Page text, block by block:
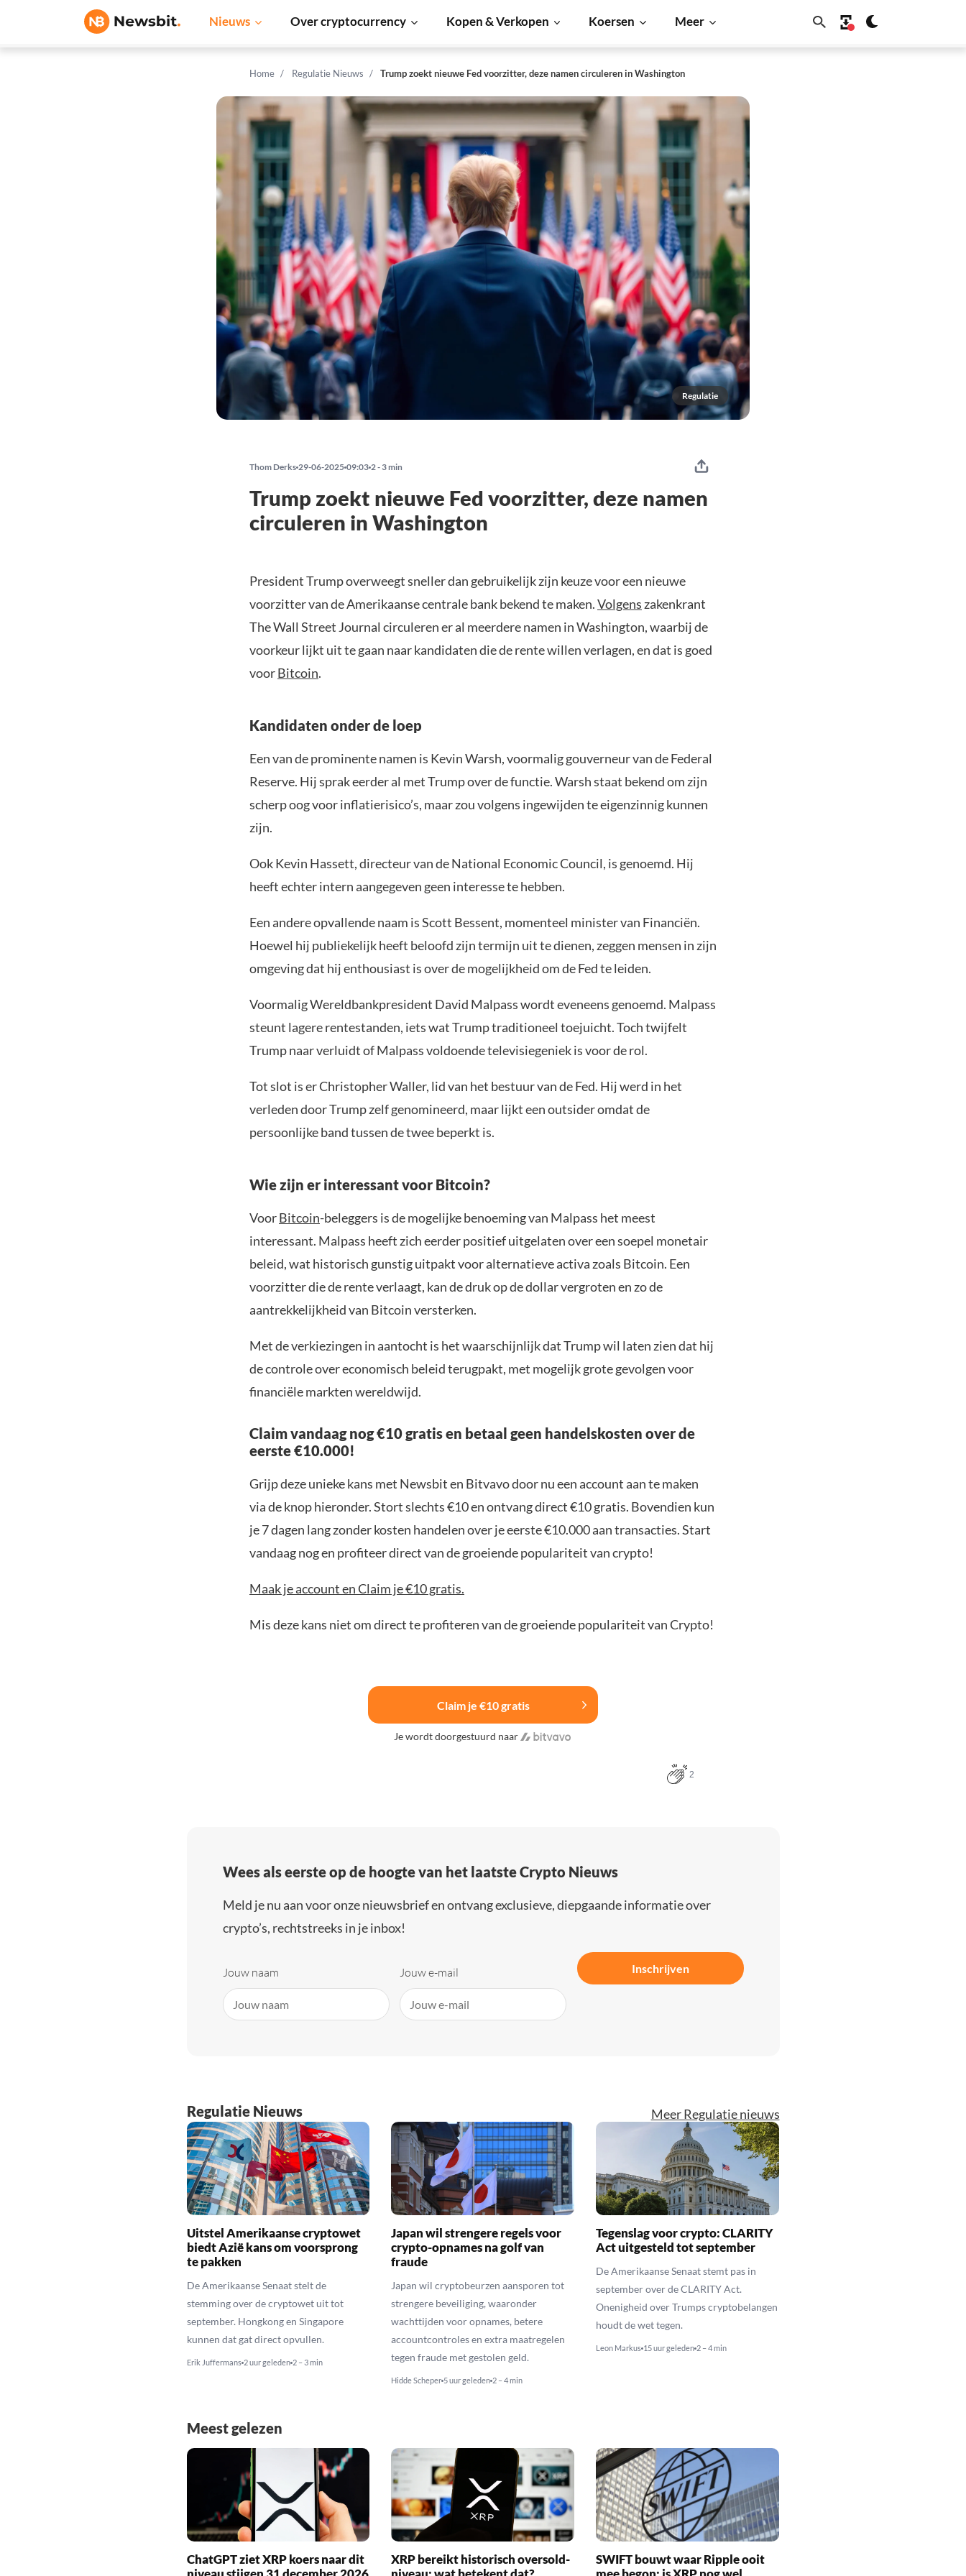
Nieuws Over cryptocurrency Kopen & Verkopen Koersen Meer
Home Regulatie Nieuws Trump zoekt nieuwe Fed voorzitter, deze namen circuleren in Washington
Regulatie
Thom Derks 29-06-2025 09:03 2 - 3 min
Trump zoekt nieuwe Fed voorzitter, deze namen
circuleren in Washington
President Trump overweegt sneller dan gebruikelijk zijn keuze voor een nieuwe
voorzitter van de Amerikaanse centrale bank bekend te maken.Volgens zakenkrant
The Wall Street Journal circuleren er al meerdere namen in Washington, waarbij de
voorkeur lijkt uit te gaan naar kandidaten die de rente willen verlagen, en dat is goed
voorBitcoin.
Kandidaten onder de loep
Een van de prominente namen is Kevin Warsh, voormalig gouverneur van de Federal
Reserve. Hij sprak eerder al met Trump over de functie. Warsh staat bekend om zijn
scherp oog voor inflatierisico’s, maar zou volgens ingewijden te eigenzinnig kunnen
zijn.
Ook Kevin Hassett, directeur van de National Economic Council, is genoemd. Hij
heeft echter intern aangegeven geen interesse te hebben.
Een andere opvallende naam is Scott Bessent, momenteel minister van Financiën.
Hoewel hij publiekelijk heeft beloofd zijn termijn uit te dienen, zeggen mensen in zijn
omgeving dat hij enthousiast is over de mogelijkheid om de Fed te leiden.
Voormalig Wereldbankpresident David Malpass wordt eveneens genoemd. Malpass
steunt lagere rentestanden, iets wat Trump traditioneel toejuicht. Toch twijfelt
Trump naar verluidt of Malpass voldoende televisiegeniek is voor de rol.
Tot slot is er Christopher Waller, lid van het bestuur van de Fed. Hij werd in het
verleden door Trump zelf genomineerd, maar lijkt een outsider omdat de
persoonlijke band tussen de twee beperkt is.
Wie zijn er interessant voor Bitcoin?
VoorBitcoin-beleggers is de mogelijke benoeming van Malpass het meest
interessant. Malpass heeft zich eerder positief uitgelaten over een soepel monetair
beleid, wat historisch gunstig uitpakt voor alternatieve activa zoals Bitcoin. Een
voorzitter die de rente verlaagt, kan de druk op de dollar vergroten en zo de
aantrekkelijkheid van Bitcoin versterken.
Met de verkiezingen in aantocht is het waarschijnlijk dat Trump wil laten zien dat hij
de controle over economisch beleid terugpakt, met mogelijk grote gevolgen voor
financiële markten wereldwijd.
Claim vandaag nog €10 gratis en betaal geen handelskosten over de
eerste €10.000!
Grijp deze unieke kans met Newsbit en Bitvavo door nu een account aan te maken
via de knop hieronder. Stort slechts €10 en ontvang direct €10 gratis. Bovendien kun
je 7 dagen lang zonder kosten handelen over je eerste €10.000 aan transacties. Start
vandaag nog en profiteer direct van de groeiende populariteit van crypto!
Maak je account en Claim je €10 gratis.
Mis deze kans niet om direct te profiteren van de groeiende populariteit van Crypto!
Claim je €10 gratis
Je wordt doorgestuurd naar
2
Wees als eerste op de hoogte van het laatste Crypto Nieuws
Meld je nu aan voor onze nieuwsbrief en ontvang exclusieve, diepgaande informatie over
crypto’s, rechtstreeks in je inbox!
Jouw naam Jouw e-mail Inschrijven
Regulatie Nieuws Meer Regulatie nieuws
Uitstel Amerikaanse cryptowet
biedt Azië kans om voorsprong
te pakken
De Amerikaanse Senaat stelt de
stemming over de cryptowet uit tot
september. Hongkong en Singapore
kunnen dat gat direct opvullen.
Erik Juffermans 2 uur geleden 2 – 3 min
Japan wil strengere regels voor
crypto-opnames na golf van
fraude
Japan wil cryptobeurzen aansporen tot
strengere beveiliging, waaronder
wachttijden voor opnames, betere
accountcontroles en extra maatregelen
tegen fraude met gestolen geld.
Hidde Scheper 5 uur geleden 2 – 4 min
Tegenslag voor crypto: CLARITY
Act uitgesteld tot september
De Amerikaanse Senaat stemt pas in
september over de CLARITY Act.
Onenigheid over Trumps cryptobelangen
houdt de wet tegen.
Leon Markus 15 uur geleden 2 – 4 min
Meest gelezen
ChatGPT ziet XRP koers naar dit
XRP bereikt historisch oversold-
SWIFT bouwt waar Ripple ooit